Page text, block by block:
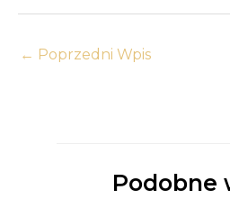
← Poprzedni Wpis
Podobne